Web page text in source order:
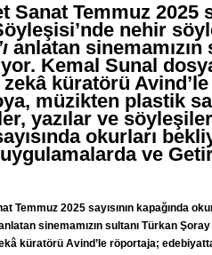
Sanat Temmuz 2025
nehir
anlatan
Kemal Sunal
küratörü
müzikten plastik
yazılar ve
okurları
ve
Temmuz 2025 sayısının kapağında
sinemamızın sultanı Türkan
küratörü Avind’le röportaja;